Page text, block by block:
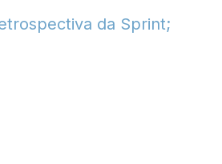
da Sprint;